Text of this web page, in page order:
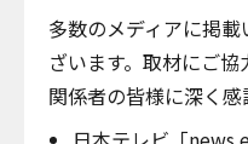
多数のメディアに掲
ざいます。取材にご
関係者の皆様に深く感